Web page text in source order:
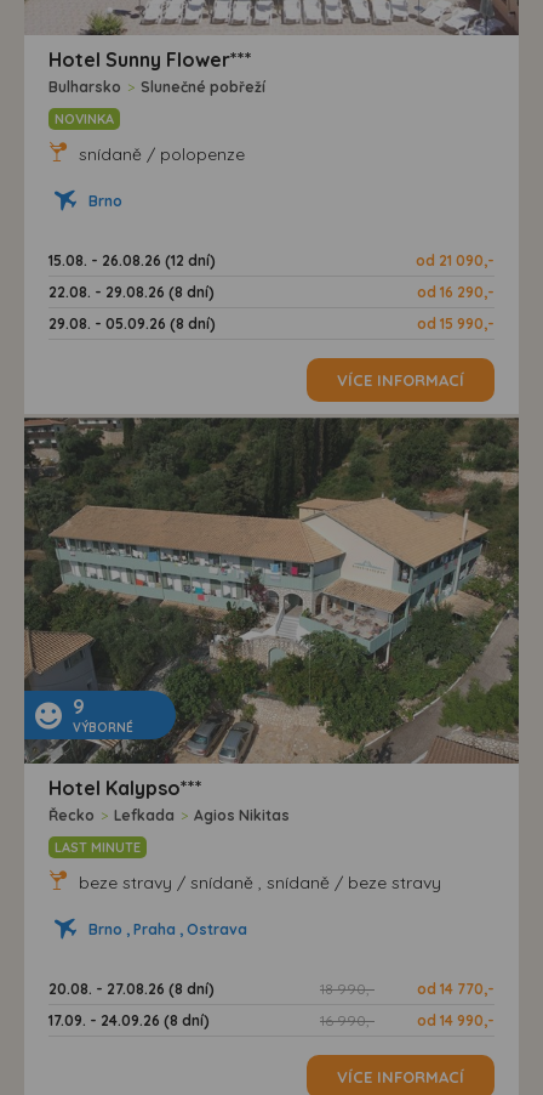
Hotel Sunny Flower***
Bulharsko > Slunečné pobřeží
NOVINKA
snídaně / polopenze
Brno
15.08. - 26.08.26 (12 dní)
od 21 090,-
22.08. - 29.08.26 (8 dní)
od 16 290,-
29.08. - 05.09.26 (8 dní)
od 15 990,-
VÍCE INFORMACÍ
9
VÝBORNÉ
Hotel Kalypso***
Řecko > Lefkada > Agios Nikitas
LAST MINUTE
beze stravy / snídaně , snídaně / beze stravy
Brno , Praha , Ostrava
20.08. - 27.08.26 (8 dní) 18 990,-
od 14 770,-
17.09. - 24.09.26 (8 dní)
16 990,- od 14 990,-
VÍCE INFORMACÍ